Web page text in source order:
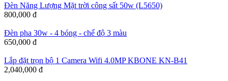
Đèn Năng Lượng Mặt trời công sất 50w (L5650)
800,000 đ
Đèn pha 30w - 4 bóng - chế độ 3 màu
650,000 đ
Lắp đặt trọn bộ 1 Camera Wifi 4.0MP KBONE KN-B41
2,040,000 đ